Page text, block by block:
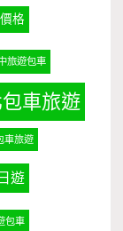
格
旅遊包車
車旅遊
車旅遊
遊
包車